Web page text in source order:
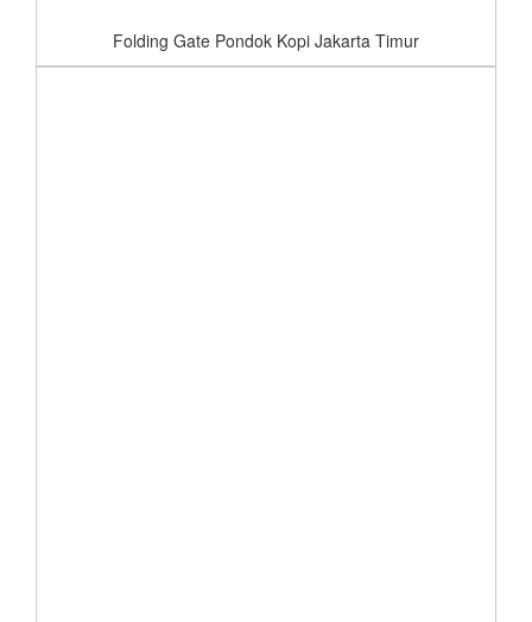
Folding Gate Pondok Kopi Jakarta Timur